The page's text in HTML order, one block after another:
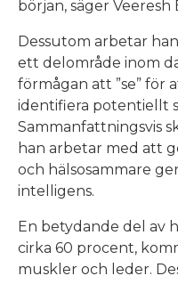
början, säger Veeresh
Dessutom arbetar
ett delområde inom
förmågan att ”se” för
identifiera potentiellt
Sammanfattningsvis
han arbetar med att
och hälsosammare
intelligens.
En betydande del av
cirka 60 procent,
muskler och leder.